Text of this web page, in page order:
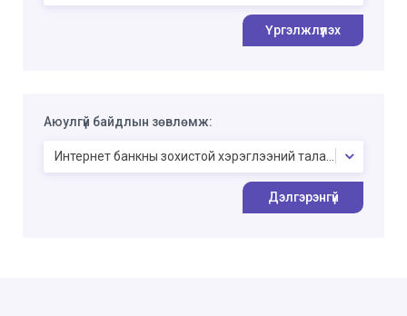
Үргэлжлүүлэх
Аюулгүй байдлын зөвлөмж:
Интернет банкны зохистой хэрэглээний талаарх аюулгүй
Дэлгэрэнгүй